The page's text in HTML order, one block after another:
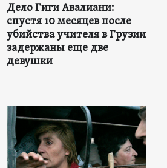
Дело Гиги Авалиани:
спустя 10 месяцев после
убийства учителя в Грузии
задержаны еще две
девушки